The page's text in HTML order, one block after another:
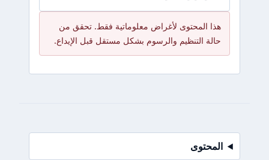
هذا المحتوى لأغراض معلوماتية فقط. تحقق من
حالة التنظيم والرسوم بشكل مستقل قبل الإيداع.
المحتوى